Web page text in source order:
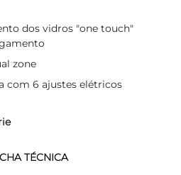
dos vidros "one touch"
zone
com 6 ajustes elétricos
TÉCNICA